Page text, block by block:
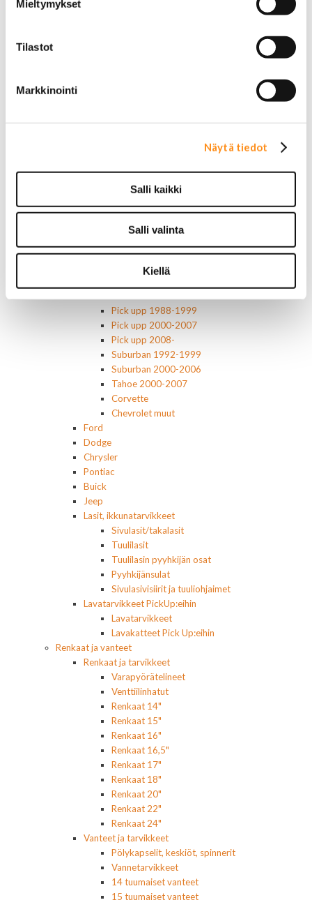
Mieltymykset
Tilastot
Markkinointi
Näytä tiedot
Salli kaikki
Salli valinta
Kiellä
Omistajan käsikirjat
Muu autokirjallisuus
Starcraft levikesarja 97-03
Mustang korinosat
Pick upp 1988-1999
Pick upp 2000-2007
Pick upp 2008-
Suburban 1992-1999
Suburban 2000-2006
Tahoe 2000-2007
Corvette
Chevrolet muut
Ford
Dodge
Chrysler
Pontiac
Buick
Jeep
Lasit, ikkunatarvikkeet
Sivulasit/takalasit
Tuulilasit
Tuulilasin pyyhkijän osat
Pyyhkijänsulat
Sivulasivisiirit ja tuuliohjaimet
Lavatarvikkeet PickUp:eihin
Lavatarvikkeet
Lavakatteet Pick Up:eihin
Renkaat ja vanteet
Renkaat ja tarvikkeet
Varapyörätelineet
Venttiilinhatut
Renkaat 14"
Renkaat 15"
Renkaat 16"
Renkaat 16,5"
Renkaat 17"
Renkaat 18"
Renkaat 20"
Renkaat 22"
Renkaat 24"
Vanteet ja tarvikkeet
Pölykapselit, keskiöt, spinnerit
Vannetarvikkeet
14 tuumaiset vanteet
15 tuumaiset vanteet